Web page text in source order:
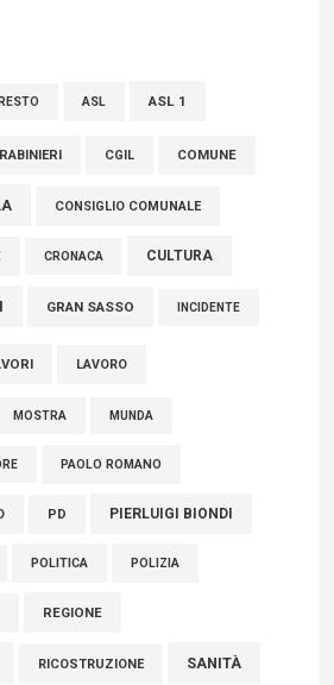
(FdI): "Un minuto di raccoglimento in
abruzzesi"
ASL ASL 1
CGIL COMUNE
CONSIGLIO COMUNALE
CRONACA CULTURA
GRAN SASSO INCIDENTE
LAVORO
MOSTRA MUNDA
PAOLO ROMANO
PD PIERLUIGI BIONDI
POLITICA POLIZIA
REGIONE
RICOSTRUZIONE SANITÀ